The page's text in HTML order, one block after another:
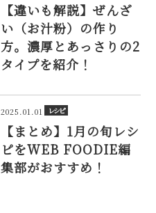
【違いも解説】ぜんざ
い（お汁粉）の作り
方。濃厚とあっさりの2
タイプを紹介！
2025.01.01 レシピ
【まとめ】1月の旬レシ
ピをWEB FOODIE編
集部がおすすめ！